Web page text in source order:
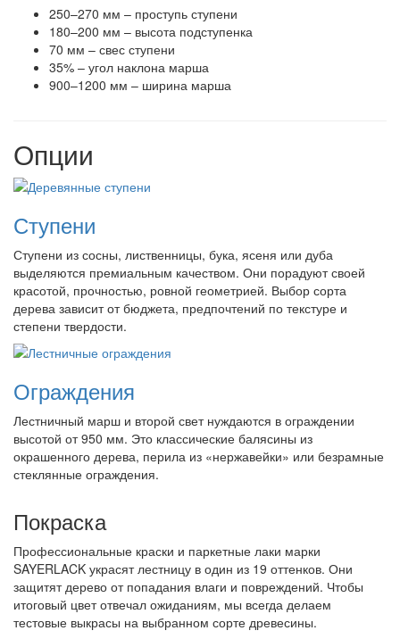
250–270 мм – проступь ступени
180–200 мм – высота подступенка
70 мм – свес ступени
35% – угол наклона марша
900–1200 мм – ширина марша
Опции
Ступени
Ступени из сосны, лиственницы, бука, ясеня или дуба
выделяются премиальным качеством. Они порадуют своей
красотой, прочностью, ровной геометрией. Выбор сорта
дерева зависит от бюджета, предпочтений по текстуре и
степени твердости.
Ограждения
Лестничный марш и второй свет нуждаются в ограждении
высотой от 950 мм. Это классические балясины из
окрашенного дерева, перила из «нержавейки» или безрамные
стеклянные ограждения.
Покраска
Профессиональные краски и паркетные лаки марки
SAYERLACK украсят лестницу в один из 19 оттенков. Они
защитят дерево от попадания влаги и повреждений. Чтобы
итоговый цвет отвечал ожиданиям, мы всегда делаем
тестовые выкрасы на выбранном сорте древесины.